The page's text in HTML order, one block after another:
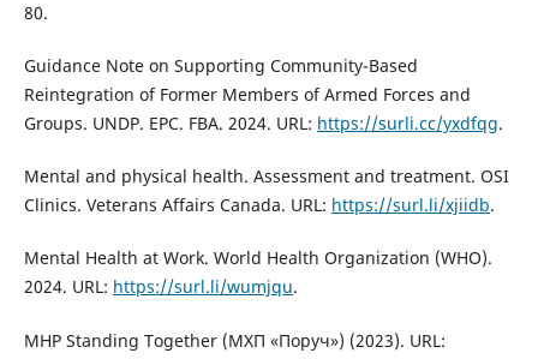
80.
Guidance Note on Supporting Community-Based
Reintegration of Former Members of Armed Forces and
Groups. UNDP. EPC. FBA. 2024. URL: https://surli.cc/yxdfqg.
Mental and physical health. Assessment and treatment. OSI
Clinics. Veterans Affairs Canada. URL: https://surl.li/xjiidb.
Mental Health at Work. World Health Organization (WHO).
2024. URL: https://surl.li/wumjqu.
MHP Standing Together (МХП «Поруч») (2023). URL: